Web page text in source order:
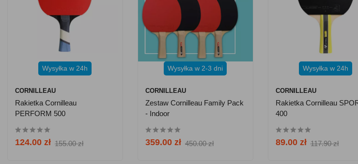
Wysyłka w 24h
CORNILLEAU
Rakietka Cornilleau
PERFORM 500
124.00 zł 155.00 zł
Wysyłka w 2-3 dni
CORNILLEAU
Zestaw Cornilleau Family Pack
- Indoor
359.00 zł 450.00 zł
Wysyłka w 24h
CORNILLEAU
Rakietka Cornilleau
400
89.00 zł 117.90 zł